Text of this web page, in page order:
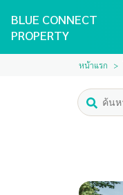
BLUE CONNECT
PROPERTY
หน้าแรก